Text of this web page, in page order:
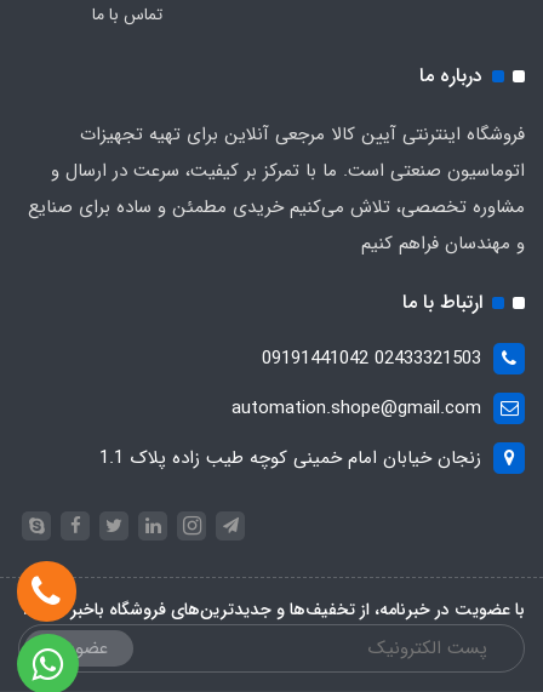
تماس با ما
درباره ما
فروشگاه اینترنتی آیین کالا مرجعی آنلاین برای تهیه تجهیزات
اتوماسیون صنعتی است. ما با تمرکز بر کیفیت، سرعت در ارسال و
مشاوره تخصصی، تلاش می‌کنیم خریدی مطمئن و ساده برای صنایع
و مهندسان فراهم کنیم
ارتباط با ما
02433321503 09191441042
automation.shope@gmail.com
زنجان خیابان امام خمینی کوچه طیب زاده پلاک 1.1
با عضویت در خبرنامه، از تخفیف‌ها و جدیدترین‌های فروشگاه باخبر شوید:
عضویت